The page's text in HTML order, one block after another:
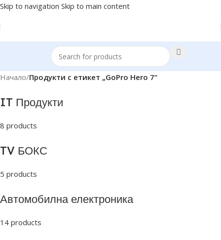
Skip to navigation Skip to main content
Начало/Продукти с етикет „GoPro Hero 7“
IT Продукти
8 products
TV БОКС
5 products
Автомобилна електроника
14 products